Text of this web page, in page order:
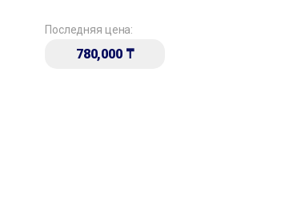
Последняя цена:
780,000 ₸